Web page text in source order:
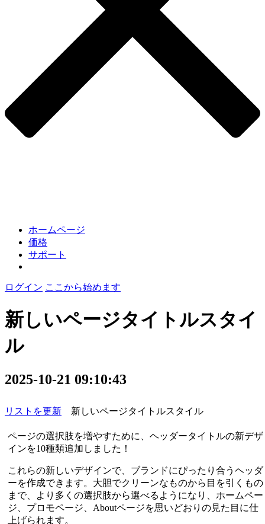
ホームページ
価格
サポート
ログイン ここから始めます
新しいページタイトルスタイ
ル
2025-10-21 09:10:43
リストを更新 新しいページタイトルスタイル
ページの選択肢を増やすために、ヘッダータイトルの新デザ
インを10種類追加しました！
これらの新しいデザインで、ブランドにぴったり合うヘッダ
ーを作成できます。大胆でクリーンなものから目を引くもの
まで、より多くの選択肢から選べるようになり、ホームペー
ジ、プロモページ、Aboutページを思いどおりの見た目に仕
上げられます。